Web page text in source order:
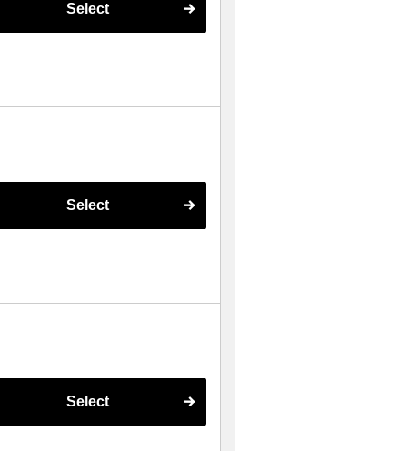
Select
Select
Select